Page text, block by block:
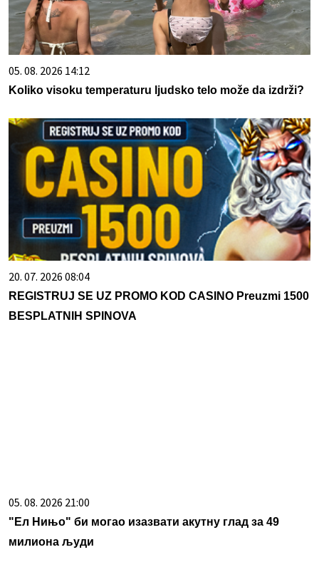
05. 08. 2026 14:12
Koliko visoku temperaturu ljudsko telo može da izdrži?
20. 07. 2026 08:04
REGISTRUJ SE UZ PROMO KOD CASINO Preuzmi 1500
BESPLATNIH SPINOVA
05. 08. 2026 21:00
"Ел Нињо" би могао изазвати акутну глад за 49
милиона људи